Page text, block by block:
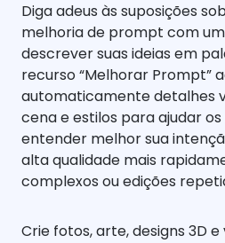
Diga adeus às suposições
melhoria de prompt com
descrever suas ideias em
recurso “Melhorar Prompt”
automaticamente detalhes
cena e estilos para ajudar
entender melhor sua
alta qualidade mais
complexos ou edições
Crie fotos, arte, designs 3D